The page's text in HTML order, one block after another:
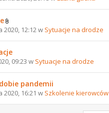
2020, 12:12 w Sytuacje na drodze
09:23 w Sytuacje na drodze
pandemii
2020, 16:21 w Szkolenie kierowców